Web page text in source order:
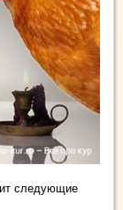
следующие